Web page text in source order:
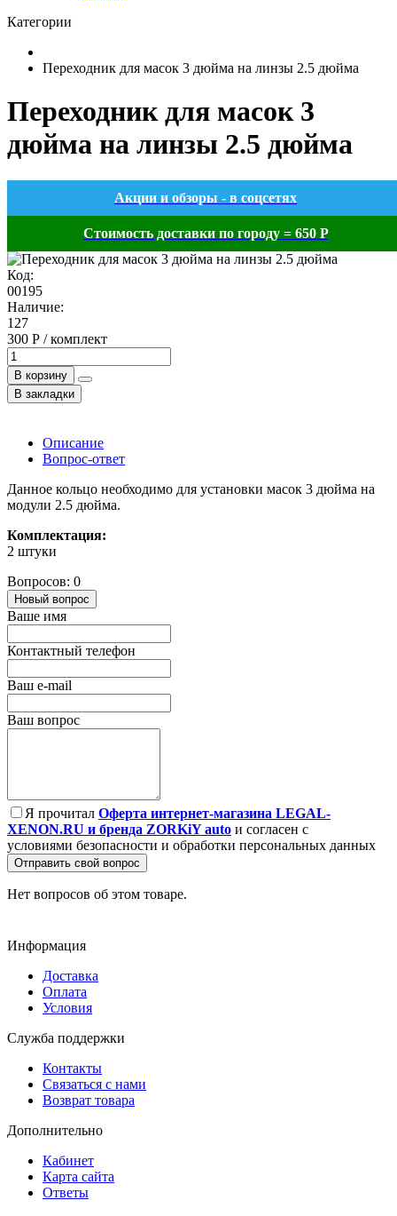
Категории
Переходник для масок 3 дюйма на линзы 2.5 дюйма
Переходник для масок 3
дюйма на линзы 2.5 дюйма
Акции и обзоры - в соцсетях
Стоимость доставки по городу = 650 Р
Код:
00195
Наличие:
127
300 Р / комплект
В корзину
В закладки
Описание
Вопрос-ответ
Данное кольцо необходимо для установки масок 3 дюйма на
модули 2.5 дюйма.
Комплектация:
2 штуки
Вопросов: 0
Новый вопрос
Ваше имя
Контактный телефон
Ваш e-mail
Ваш вопрос
Я прочитал Оферта интернет-магазина LEGAL-
XENON.RU и бренда ZORKiY auto и согласен с
условиями безопасности и обработки персональных данных
Отправить свой вопрос
Нет вопросов об этом товаре.
Информация
Доставка
Оплата
Условия
Служба поддержки
Контакты
Связаться с нами
Возврат товара
Дополнительно
Кабинет
Карта сайта
Ответы